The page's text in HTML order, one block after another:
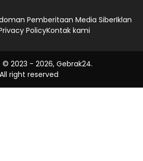
Pemberitaan Media SiberIklan
PolicyKontak kami
© 2023 - 2026, Gebrak24.
All right reserved